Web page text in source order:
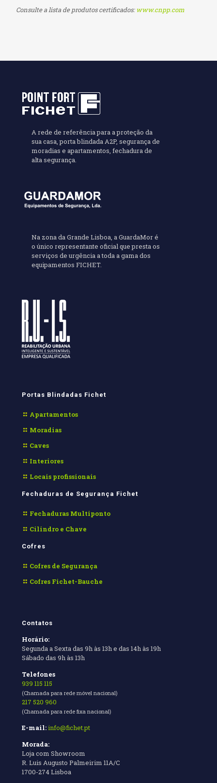
Consulte a lista de produtos certificados: www.cnpp.com
A rede de referência para a proteção da
sua casa, porta blindada A2P, segurança de
moradias e apartamentos, fechadura de
alta segurança.
Na zona da Grande Lisboa, a GuardaMor é
o único representante oficial que presta os
serviços de urgência a toda a gama dos
equipamentos FICHET.
Portas Blindadas Fichet
Apartamentos
Moradias
Caves
Interiores
Locais profissionais
Fechaduras de Segurança Fichet
Fechaduras Multiponto
Cilindro e Chave
Cofres
Cofres de Segurança
Cofres Fichet-Bauche
Contatos
Horário:
Segunda a Sexta das 9h às 13h e das 14h às 19h
Sábado das 9h às 13h
Telefones
939 115 115
(Chamada para rede móvel nacional)
217 520 960
(Chamada para rede fixa nacional)
E-mail:info@fichet.pt
Morada:
Loja com Showroom
R. Luis Augusto Palmeirim 11A/C
1700-274 Lisboa